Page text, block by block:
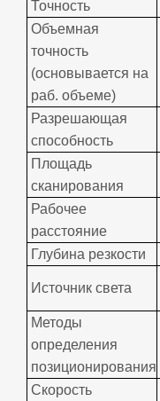
Точность
Объемная
точность
(основывается на
раб. объеме)
Разрешающая
способность
Площадь
сканирования
Рабочее
расстояние
Глубина резкости
Источник света
Методы
определения
позиционирования
Скорость